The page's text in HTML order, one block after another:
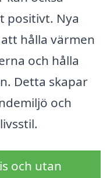
positivt. Nya
hålla värmen
och hålla
Detta skapar
och
och utan